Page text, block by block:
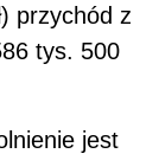
przychód z
tys. 500
jest